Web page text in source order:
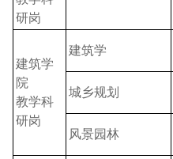
研岗
建筑学
院
教学科
研岗
建筑学
城乡规划
风景园林